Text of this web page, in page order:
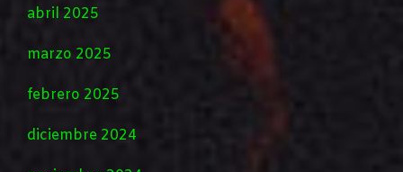
abril 2025
marzo 2025
febrero 2025
diciembre 2024